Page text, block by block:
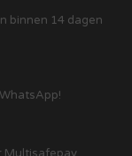
binnen 14 dagen